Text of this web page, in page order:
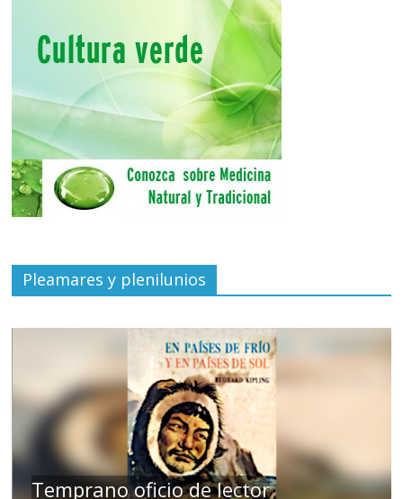
Pleamares y plenilunios
Temprano oficio de lector